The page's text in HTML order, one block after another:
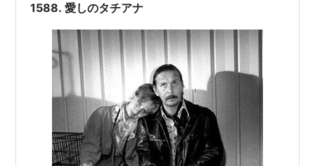
1588. 愛しのタチアナ